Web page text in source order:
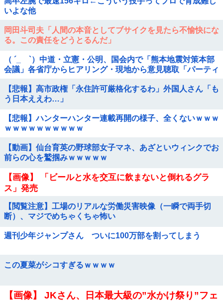
いよな他
岡田斗司夫「人間の本音としてブサイクを見たら不愉快にな
る。この責任をどうとるんだ」
（ ´_ゝ`）中道・立憲・公明、国会内で「熊本地震対策本部
会議」各省庁からヒアリング・現地から意見聴取「パーティ
【悲報】高市政権「永住許可厳格化するわ」外国人さん「も
う日本ええわ…」
【悲報】ハンターハンター連載再開の様子、全くないｗｗｗ
ｗｗｗｗｗｗｗｗｗｗ
【動画】仙台育英の野球部女子マネ、あざといウィンクでお
前らの心を鷲掴みｗｗｗｗｗ
【画像】 「ビールと水を交互に飲まないと倒れるグラ
ス」発売
【閲覧注意】工場のリアルな労働災害映像（一瞬で両手切
断）、マジでめちゃくちゃ怖い
週刊少年ジャンプさん ついに100万部を割ってしまう
この夏菜がシコすぎるｗｗｗｗ
【画像】 JKさん、日本最大級の”水かけ祭り”フェ